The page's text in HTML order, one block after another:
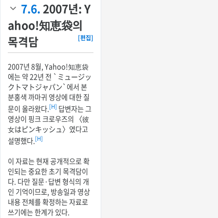
7.6. 2007년: Y
ahoo!知恵袋의
목격담
[편집]
2007년 8월, Yahoo!知恵袋
에는 약 22년 전 `ミュージッ
クトマトジャパン`에서 본
분홍색 까마귀 영상에 대한 질
문이 올라왔다.[H] 답변자는 그
영상이 핑크 크로우즈의 〈彼
女はピンキッシュ〉였다고
설명했다.[H]
이 자료는 현재 공개적으로 확
인되는 중요한 초기 목격담이
다. 다만 질문·답변 형식의 개
인 기억이므로, 방송일과 영상
내용 전체를 확정하는 자료로
쓰기에는 한계가 있다.